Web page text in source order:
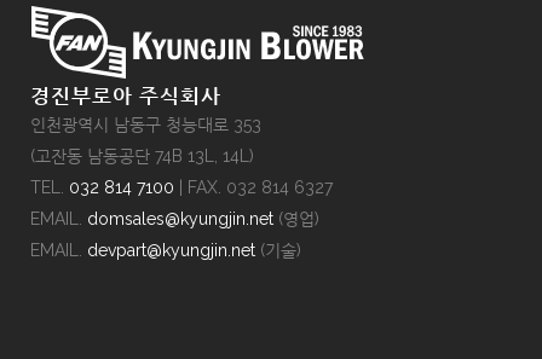
경진부로아 주식회사
인천광역시 남동구 청능대로 353
(고잔동 남동공단 74B 13L, 14L)
TEL. 032 814 7100 | FAX. 032 814 6327
EMAIL. domsales@kyungjin.net (영업)
EMAIL. devpart@kyungjin.net (기술)